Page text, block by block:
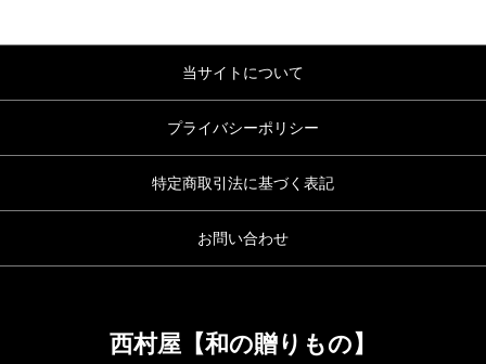
当サイトについて
プライバシーポリシー
特定商取引法に基づく表記
お問い合わせ
西村屋【和の贈りもの】